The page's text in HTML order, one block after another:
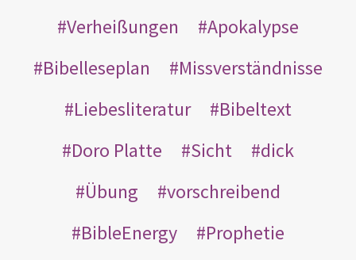
Verheißungen
Apokalypse
Bibelleseplan
Missverständnisse
Liebesliteratur
Bibeltext
Doro Platte
Sicht
dick
Übung
vorschreibend
BibleEnergy
Prophetie